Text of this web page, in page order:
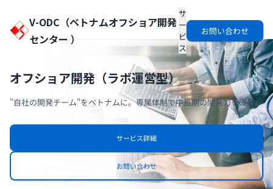
V-ODC（ベトナムオフショア開発
センター ）
サ
ー
ビ
ス
お問い合わせ
オフショア開発（ラボ運営型）
"自社の開発チーム"をベトナムに。専属体制で中長期の開発力を確保。
サービス詳細
お問い合わせ